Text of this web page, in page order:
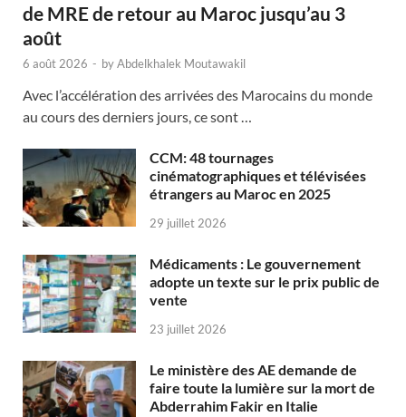
de MRE de retour au Maroc jusqu’au 3
août
6 août 2026 - byAbdelkhalek Moutawakil
Avec l’accélération des arrivées des Marocains du monde
au cours des derniers jours, ce sont …
CCM: 48 tournages
cinématographiques et télévisées
étrangers au Maroc en 2025
29 juillet 2026
Médicaments : Le gouvernement
adopte un texte sur le prix public de
vente
23 juillet 2026
Le ministère des AE demande de
faire toute la lumière sur la mort de
Abderrahim Fakir en Italie